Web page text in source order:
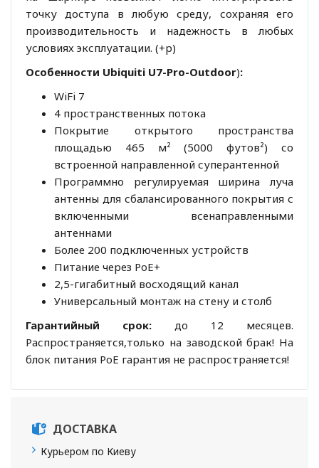
точку доступа в любую среду, сохраняя его
производительность и надежность в любых
условиях эксплуатации. (+p)
Особенности Ubiquiti U7-Pro-Outdoor):
WiFi 7
4 пространственных потока
Покрытие открытого пространства
площадью 465 м² (5000 футов²) со
встроенной направленной суперантенной
Программно регулируемая ширина луча
антенны для сбалансированного покрытия с
включенными всенаправленными
антеннами
Более 200 подключенных устройств
Питание через PoE+
2,5-гигабитный восходящий канал
Универсальный монтаж на стену и столб
Гарантийный срок: до 12 месяцев.
Распространяется,только на заводской брак! На
блок питания PoE гарантия не распространяется!
ДОСТАВКА
Курьером по Киеву